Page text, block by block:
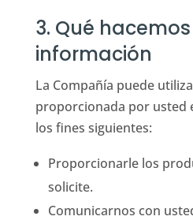
3. Qué
información
La Compañía puede
proporcionada por usted
los fines siguientes:
Proporcionarle los
solicite.
Comunicarnos con